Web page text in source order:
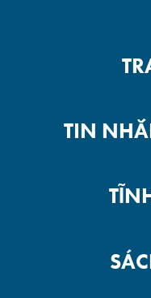
TIN